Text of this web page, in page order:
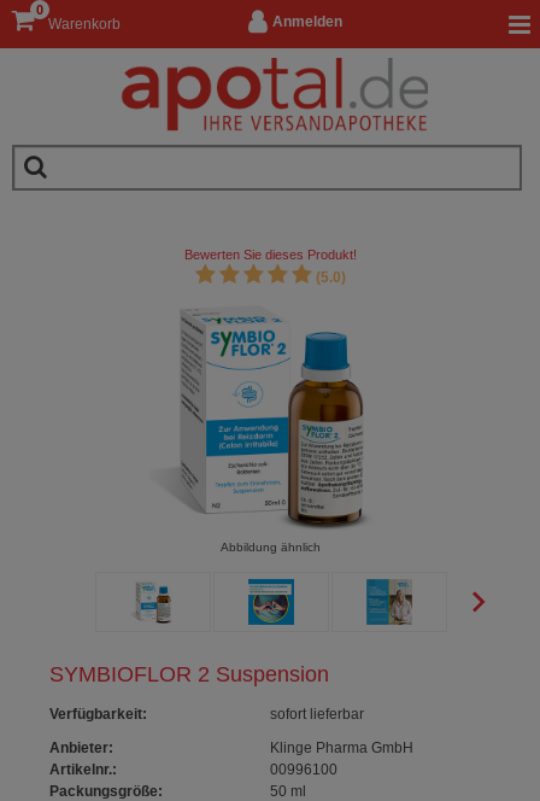
Anmelden
Warenkorb
0
SYMBIOFLOR 2 Suspension
Verfügbarkeit:
sofort lieferbar
Anbieter:
Klinge Pharma GmbH
Artikelnr.:
00996100
Packungsgröße:
50 ml
Bewerten Sie dieses Produkt!
(5.0)
Abbildung ähnlich